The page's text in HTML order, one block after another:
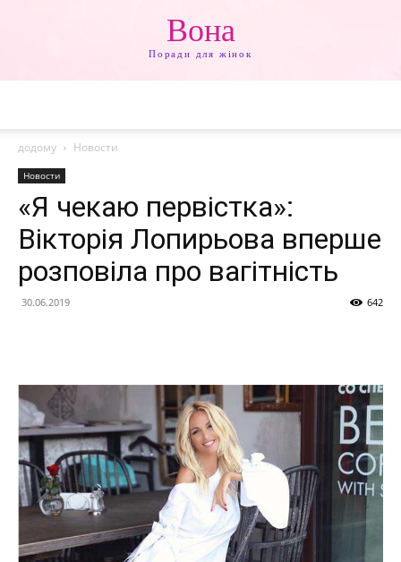
Вона
Поради для жінок
додому Новости
Новости
«Я чекаю первістка»:
Вікторія Лопирьова вперше
розповіла про вагітність
30.06.2019 642